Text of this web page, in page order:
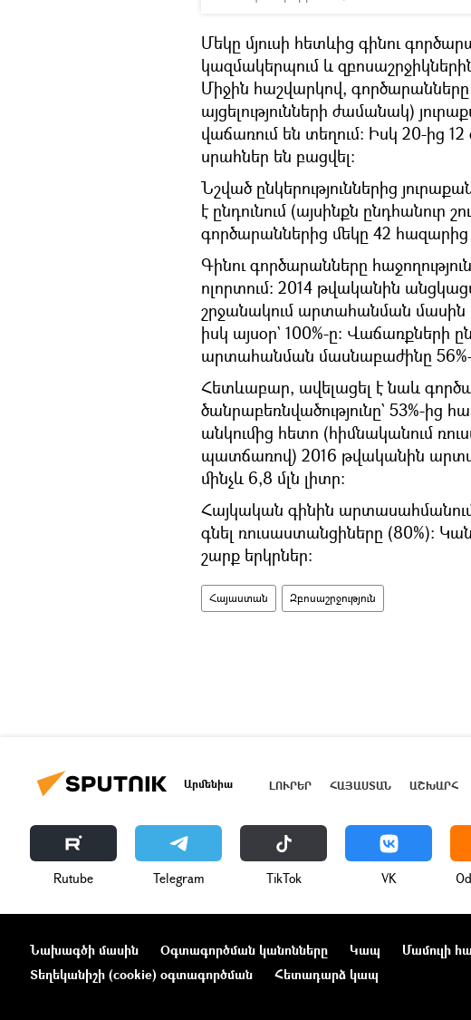
Մեկը մյուսի հետևից գինու
կազմակերպում և
Միջին հաշվարկով, գործարանները
այցելությունների ժամանակ)
վաճառում են տեղում։ Իսկ 20-ից
սրահներ են բացվել։
Նշված ընկերություններից
է ընդունում (այսինքն ընդհանուր
գործարաններից մեկը 42 հազարից
Գինու գործարանները
ոլորտում։ 2014 թվականին
շրջանակում արտահանման մասին
իսկ այսօր` 100%-ը։ Վաճառքների
արտահանման մասնաբաժինը 56%-
Հետևաբար, ավելացել է նաև
ծանրաբեռնվածությունը` 53%-ից
անկումից հետո (հիմնականում
պատճառով) 2016 թվականին
մինչև 6,8 մլն լիտր։
Հայկական գինին
գնել ռուսաստանցիները (80%)։
շարք երկրներ։
Հայաստան Զբոսաշրջություն
Արմենիա ԼՈՒՐԵՐ ՀԱՅԱՍՏԱՆ ԱՇԽԱՐՀ
Rutube Telegram ТikТоk VK
Նախագծի մասին Օգտագործման կանոնները Կապ Մամուլի
Տեղեկանիշի (cookie) օգտագործման
Հետադարձ կապ